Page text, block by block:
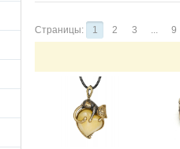
Страницы: 1 2 3 ... 9